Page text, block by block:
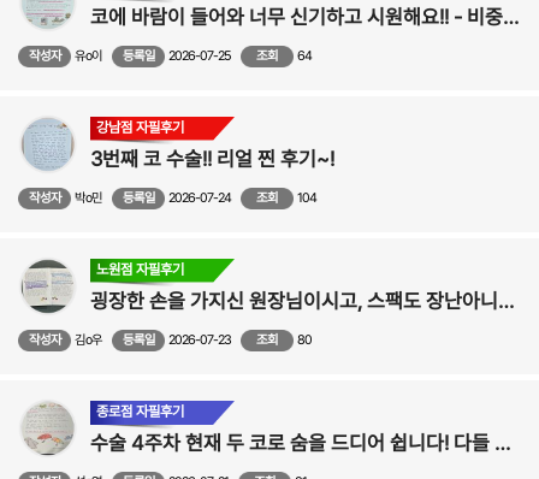
코에 바람이 들어와 너무 신기하고 시원해요!! - 비중격,비염,비밸브,코성형 수술후기
작성자 유o이 등록일 2026-07-25 조회 64
강남점 자필후기
3번째 코 수술!! 리얼 찐 후기~!
작성자 박o민 등록일 2026-07-24 조회 104
노원점 자필후기
굉장한 손을 가지신 원장님이시고, 스팩도 장난아니십니다!-비중격만곡증,비염,비밸브,코수술 후기
작성자 김o우 등록일 2026-07-23 조회 80
종로점 자필후기
수술 4주차 현재 두 코로 숨을 드디어 쉽니다! 다들 광명 찾으세요!! - 코성형,비중격만곡증,비염 수술후기